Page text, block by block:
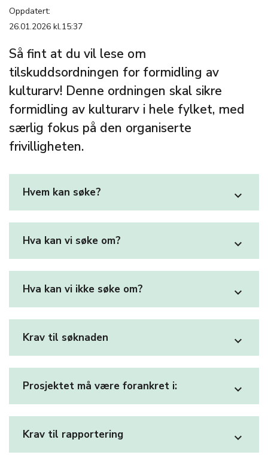
Oppdatert:
26.01.2026 kl.15:37
Så fint at du vil lese om
tilskuddsordningen for formidling av
kulturarv! Denne ordningen skal sikre
formidling av kulturarv i hele fylket, med
særlig fokus på den organiserte
frivilligheten.
Hvem kan søke? expand_more
Hva kan vi søke om? expand_more
Hva kan vi ikke søke om? expand_more
Krav til søknaden expand_more
Prosjektet må være forankret i: expand_more
Krav til rapportering expand_more